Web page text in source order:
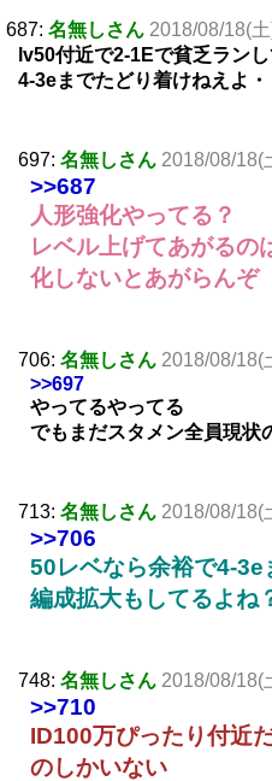
687: 名無しさん 2018/08/18(
lv50付近で2-1Eで貧乏ラン
4-3eまでたどり着けねえよ・
697: 名無しさん 2018/08/18(
>>687
人形強化やってる？
レベル上げてあがるの
化しないとあがらんぞ
706: 名無しさん 2018/08/18(
>>697
やってるやってる
でもまだスタメン全員現状
713: 名無しさん 2018/08/18(
>>706
50レベなら余裕で4-3e
編成拡大もしてるよね
748: 名無しさん 2018/08/18(
>>710
ID100万ぴったり付近
のしかいない